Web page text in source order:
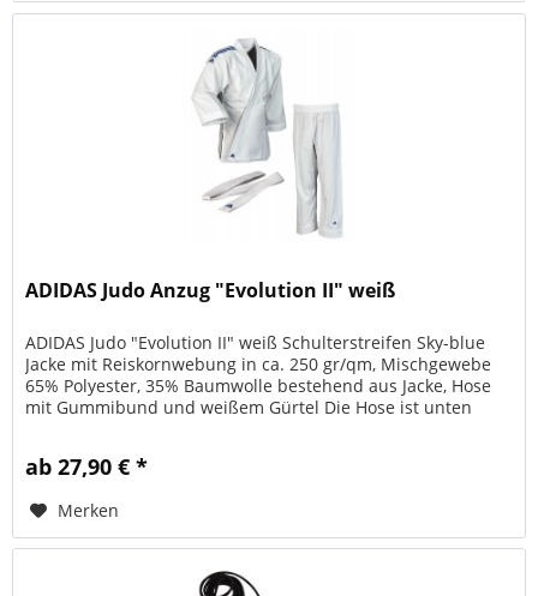
ADIDAS Judo Anzug "Evolution II" weiß
ADIDAS Judo "Evolution II" weiß Schulterstreifen Sky-blue
Jacke mit Reiskornwebung in ca. 250 gr/qm, Mischgewebe
65% Polyester, 35% Baumwolle bestehend aus Jacke, Hose
mit Gummibund und weißem Gürtel Die Hose ist unten
ab 27,90 € *
Merken